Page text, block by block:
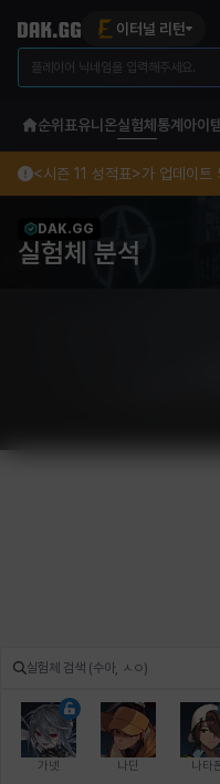
이터널 리턴
순위표유니온실험체 통계 아이템
<시즌 11 성적표>가 업데이트
DAK.GG
실험체 분석
가넷 나딘 나타